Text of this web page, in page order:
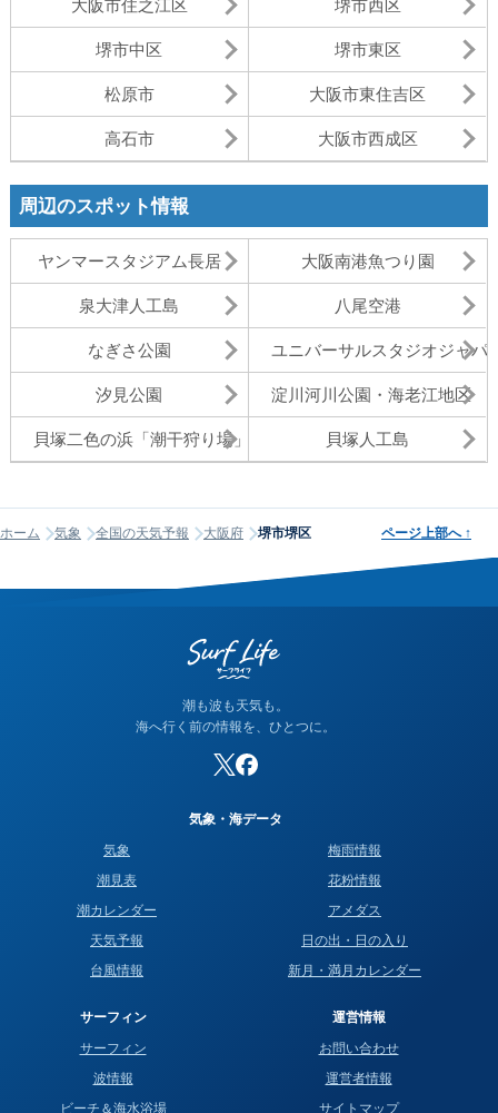
大阪市住之江区 堺市西区
堺市中区 堺市東区
松原市 大阪市東住吉区
高石市 大阪市西成区
周辺のスポット情報
ヤンマースタジアム長居 大阪南港魚つり園
泉大津人工島 八尾空港
なぎさ公園 ユニバーサルスタジオジャパ
汐見公園 淀川河川公園・海老江地区
貝塚二色の浜「潮干狩り場」 貝塚人工島
ホーム 気象 全国の天気予報 大阪府 堺市堺区 ページ上部へ ↑
潮も波も天気も。
海へ行く前の情報を、ひとつに。
気象・海データ
気象
潮見表
潮カレンダー
天気予報
台風情報
梅雨情報
花粉情報
アメダス
日の出・日の入り
新月・満月カレンダー
サーフィン
サーフィン
波情報
ビーチ＆海水浴場
運営情報
お問い合わせ
運営者情報
サイトマップ